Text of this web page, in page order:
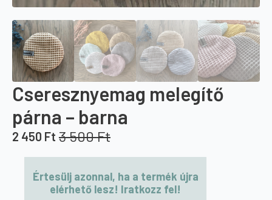
Cseresznyemag melegítő
párna – barna
3 500Ft
Original
price
was:
2 450 Ft
Current
price
Értesülj azonnal, ha a termék újra
elérhető lesz! Iratkozz fel!